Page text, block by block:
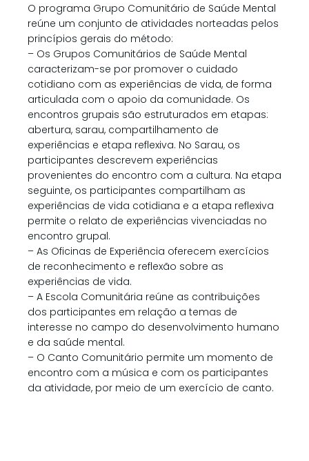
O programa Grupo Comunitário de Saúde Mental
reúne um conjunto de atividades norteadas pelos
princípios gerais do método:
– Os Grupos Comunitários de Saúde Mental
caracterizam-se por promover o cuidado
cotidiano com as experiências de vida, de forma
articulada com o apoio da comunidade. Os
encontros grupais são estruturados em etapas:
abertura, sarau, compartilhamento de
experiências e etapa reflexiva. No Sarau, os
participantes descrevem experiências
provenientes do encontro com a cultura. Na etapa
seguinte, os participantes compartilham as
experiências de vida cotidiana e a etapa reflexiva
permite o relato de experiências vivenciadas no
encontro grupal.
– As Oficinas de Experiência oferecem exercícios
de reconhecimento e reflexão sobre as
experiências de vida.
– A Escola Comunitária reúne as contribuições
dos participantes em relação a temas de
interesse no campo do desenvolvimento humano
e da saúde mental.
– O Canto Comunitário permite um momento de
encontro com a música e com os participantes
da atividade, por meio de um exercício de canto.